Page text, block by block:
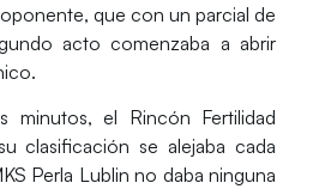
que con unparcial de
acto comenzaba a abrir
el Rincón Fertilidad
clasificación se alejaba cada
Perla Lublin no daba ninguna